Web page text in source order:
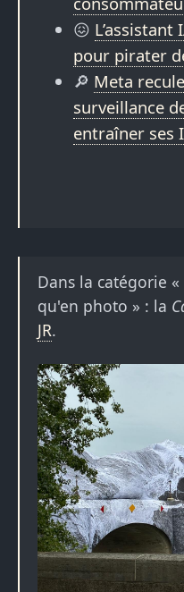
😖
pour pirater
🔎 Meta
surveillance
entraîner ses
Dans la catégorie
qu'en photo » : la
JR.